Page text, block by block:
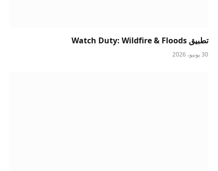
تطبيق Watch Duty: Wildfire & Floods
30 يونيو، 2026